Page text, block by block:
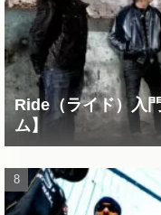
Ride（ライド）入
ム】